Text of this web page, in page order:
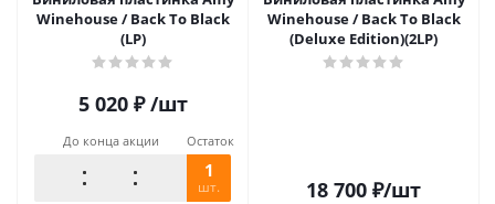
Winehouse / Back To Black
(LP)
5 020₽ /шт
До конца акции Остаток
1
шт.
Winehouse / Back To Black
(Deluxe Edition)(2LP)
18 700 ₽/шт